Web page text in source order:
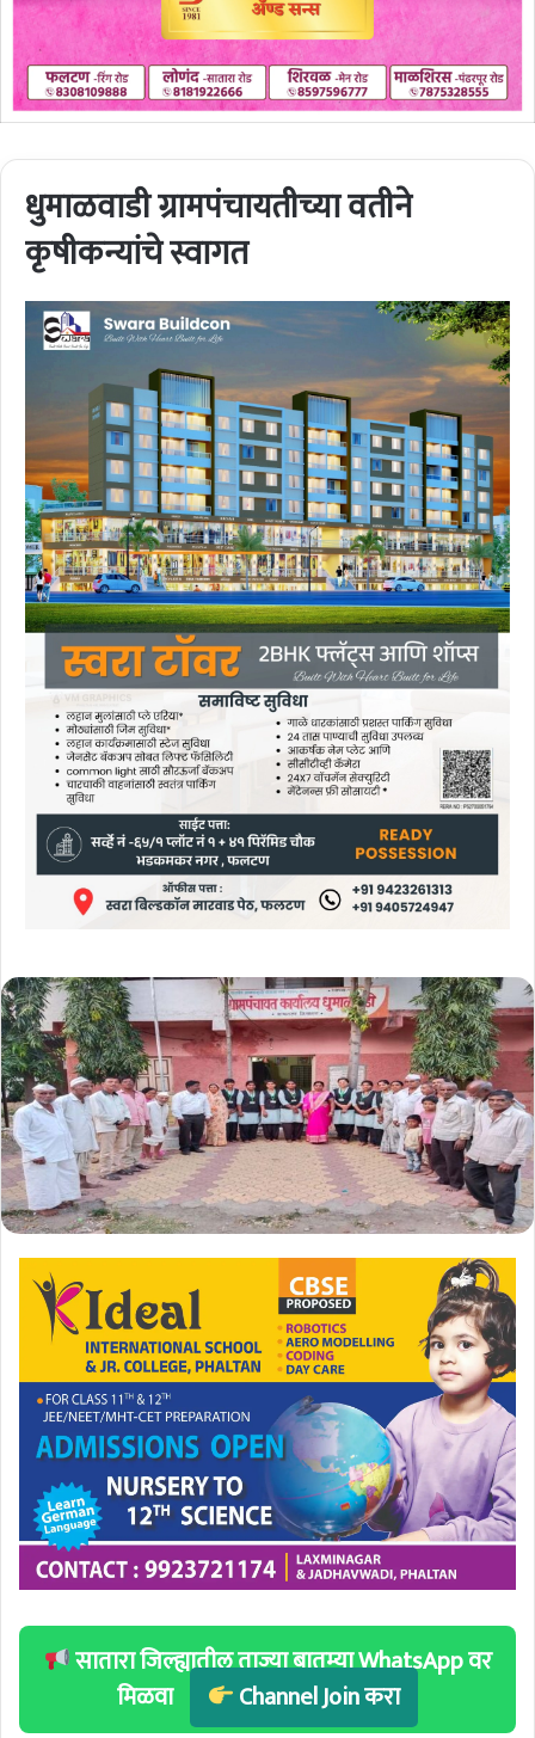
धुमाळवाडी ग्रामपंचायतीच्या वतीने
कृषीकन्यांचे स्वागत
सातारा जिल्ह्यातील ताज्या बातम्या WhatsApp वर
मिळवा
Channel Join करा